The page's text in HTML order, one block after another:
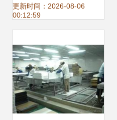
节”取胜
更新时间：2026-08-06
00:12:59